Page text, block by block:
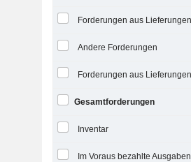
Andere Forderungen
Gesamtforderungen
Inventar
Im Voraus bezahlte Ausgaben